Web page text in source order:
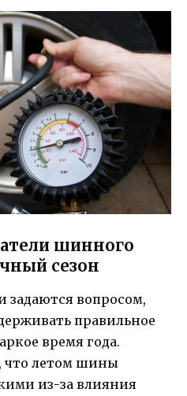
шинного
сезон
вопросом,
правильное
время года.
что летом шины
из-за влияния